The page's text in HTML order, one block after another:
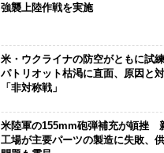
強襲上陸作戦を実施
米・ウクライナの防空がともに試
パトリオット枯渇に直面、原因と
「非対称戦」
米陸軍の155mm砲弾補充が頓挫
工場が主要パーツの製造に失敗、